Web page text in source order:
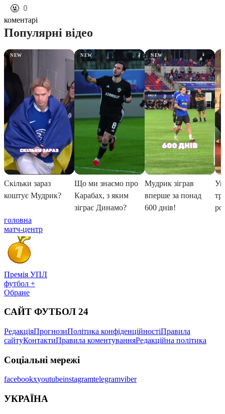
️🤬 0
коментарі
головна
матч-центр
Премія УПЛ
футбол +
Обране
САЙТ ФУТБОЛ 24
РедакціяПрогнозиПолітика конфіденційностіПравила
сайтуКонтактиПравила коментуванняРедакційна політика
Соціальні мережі
facebookxyoutubeinstagramtelegramviber
УКРАЇНА